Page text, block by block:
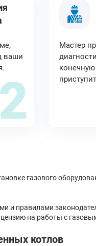
ваши
2
Мастер
газового
и правилами
на работы с
котлов